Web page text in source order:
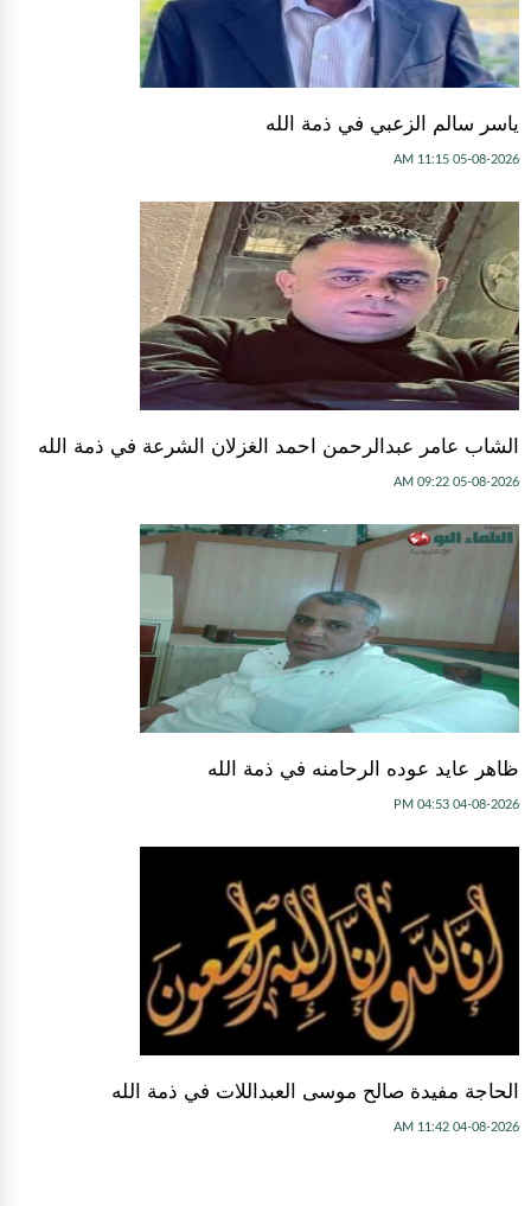
ياسر سالم الزعبي في ذمة الله
05-08-2026 11:15 AM
الشاب عامر عبدالرحمن احمد الغزلان الشرعة في ذمة الله
05-08-2026 09:22 AM
ظاهر عايد عوده الرحامنه في ذمة الله
04-08-2026 04:53 PM
الحاجة مفيدة صالح موسى العبداللات في ذمة الله
04-08-2026 11:42 AM